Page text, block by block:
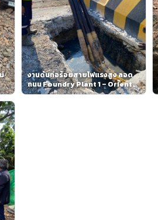
งานดันท่อร้อยสายไฟแรงสูง ลอด
ถนน Foundry Plant 1 – Oriental
Copper (OC-ETP)